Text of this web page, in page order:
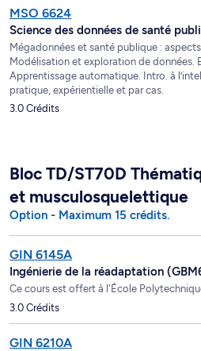
MSO 6624
Science des données de santé
Mégadonnées et santé publique :
Modélisation et exploration de données.
Apprentissage automatique. Intro. à
pratique, expérientielle et par cas.
3.0 Crédits
Bloc TD/ST70D
et musculosquelettique
Option - Maximum 15 crédits.
GIN 6145A
Ingénierie de la réadaptation
Ce cours est offert à l'École
3.0 Crédits
GIN 6210A